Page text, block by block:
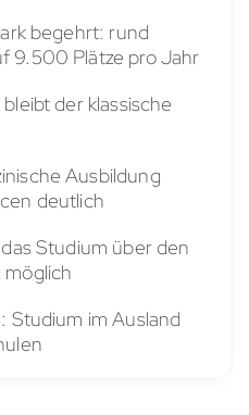
begehrt: rund
9.500 Plätze pro Jahr
der klassische
Ausbildung
deutlich
Studium über den
im Ausland